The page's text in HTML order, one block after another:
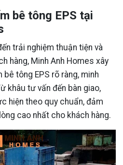
bê tông EPS tại
trải nghiệm thuận tiện và
hàng, Minh Anh Homes xây
tông EPS rõ ràng, minh
khâu tư vấn đến bàn giao,
hiện theo quy chuẩn, đảm
cao nhất cho khách hàng.